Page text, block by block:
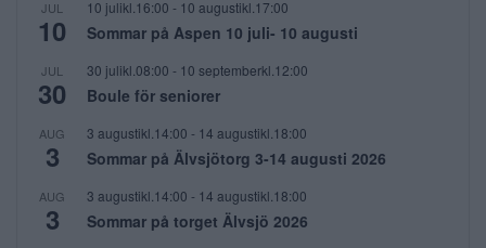
JUL
10
10 julikl.16:00 - 10 augustikl.17:00
Sommar på Aspen 10 juli- 10 augusti
JUL
30
30 julikl.08:00 - 10 septemberkl.12:00
Boule för seniorer
AUG
3
3 augustikl.14:00 - 14 augustikl.18:00
Sommar på Älvsjötorg 3-14 augusti 2026
AUG
3
3 augustikl.14:00 - 14 augustikl.18:00
Sommar på torget Älvsjö 2026